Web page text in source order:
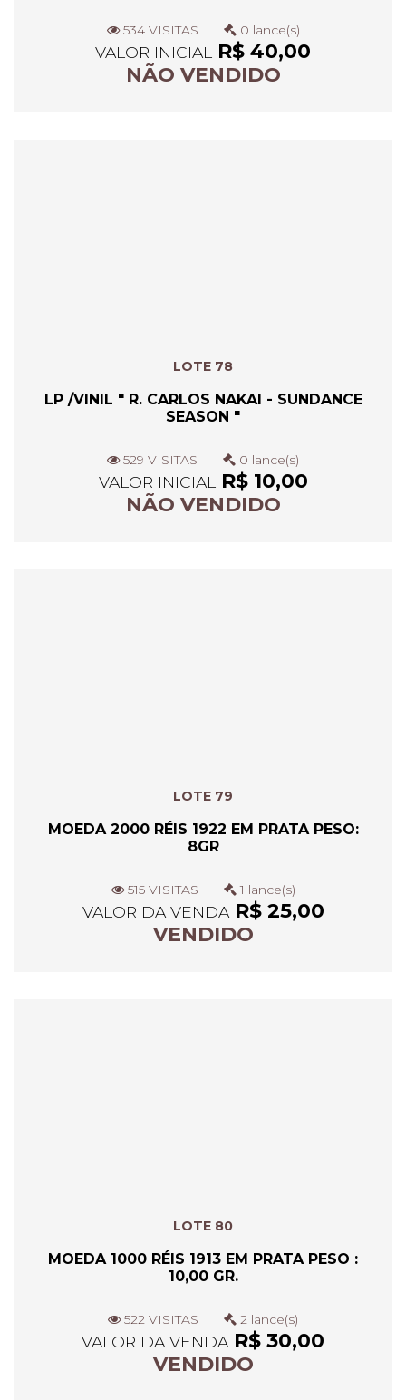
534 VISITAS 0 lance(s)
VALOR INICIAL
R$ 40,00
NÃO VENDIDO
LOTE 78
LP /VINIL " R. CARLOS NAKAI - SUNDANCE
SEASON "
529 VISITAS 0 lance(s)
VALOR INICIAL R$ 10,00
NÃO VENDIDO
LOTE 79
MOEDA 2000 RÉIS 1922 EM PRATA PESO:
8GR
515 VISITAS 1 lance(s)
VALOR DA VENDAR$ 25,00
VENDIDO
LOTE 80
MOEDA 1000 RÉIS 1913 EM PRATA PESO :
10,00 GR.
522 VISITAS 2 lance(s)
VALOR DA VENDAR$ 30,00
VENDIDO